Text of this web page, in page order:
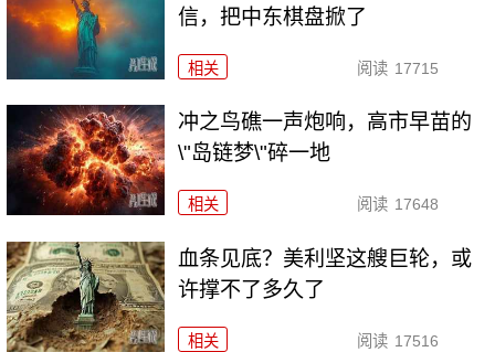
信，把中东棋盘掀了
相关 阅读 17715
冲之鸟礁一声炮响，高市早苗的
\"岛链梦\"碎一地
相关 阅读 17648
血条见底？美利坚这艘巨轮，或
许撑不了多久了
相关 阅读 17516